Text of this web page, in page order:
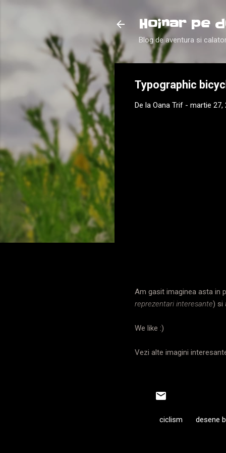
Hoinar pe
Blog de aventura si
Typographic
De la Oana Trif - martie 27,
Am gasit imaginea asta in
reprezentari interesante) si
We like :)
Vezi alte imagini
ciclism desene